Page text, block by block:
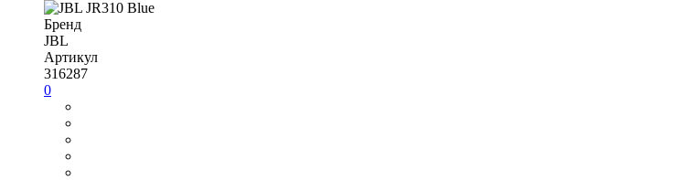
Бренд
JBL
Артикул
316287
0